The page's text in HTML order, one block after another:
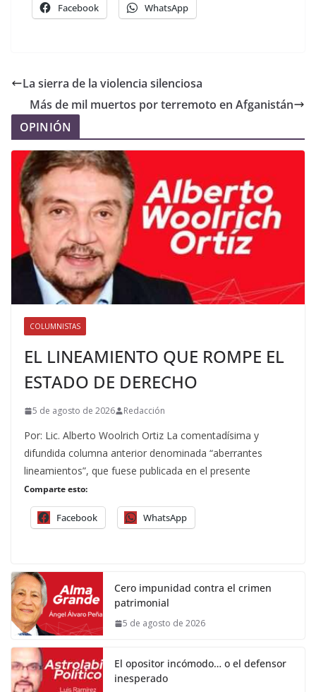
Facebook WhatsApp
La sierra de la violencia silenciosa
Más de mil muertos por terremoto en Afganistán
OPINIÓN
COLUMNISTAS
EL LINEAMIENTO QUE ROMPE EL
ESTADO DE DERECHO
5 de agosto de 2026 Redacción
Por: Lic. Alberto Woolrich Ortiz La comentadísima y
difundida columna anterior denominada “aberrantes
lineamientos”, que fuese publicada en el presente
Comparte esto:
Facebook WhatsApp
Cero impunidad contra el crimen
patrimonial
5 de agosto de 2026
El opositor incómodo… o el defensor
inesperado